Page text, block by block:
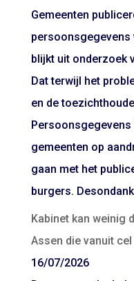
Gemeenten
persoonsgegevens
blijkt uit onderzoek
Dat terwijl het
en de
Persoonsgegevens
gemeenten op
gaan met het
burgers.
Kabinet kan weinig
Assen die vanuit
16/07/2026